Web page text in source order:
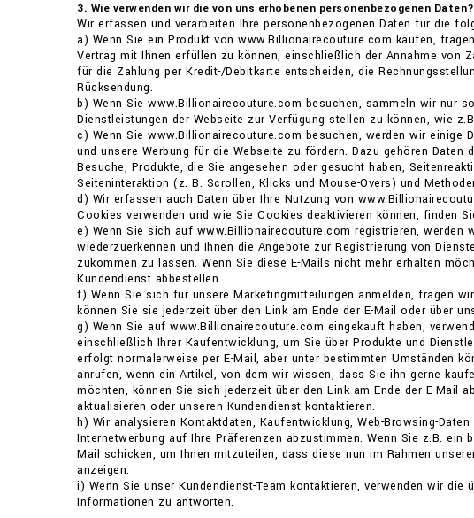
3. Wie verwenden wir die von uns erhobenen personenbezogenen Daten?
Wir erfassen und verarbeiten Ihre personenbezogenen Daten für die
a) Wenn Sie ein Produkt von www.Billionairecouture.com kaufen,
Vertrag mit Ihnen erfüllen zu können, einschließlich der Annahme von
für die Zahlung per Kredit-/Debitkarte entscheiden, die
Rücksendung.
b) Wenn Sie www.Billionairecouture.com besuchen, sammeln wir nur
Dienstleistungen der Webseite zur Verfügung stellen zu können, wie
c) Wenn Sie www.Billionairecouture.com besuchen, werden wir einige
und unsere Werbung für die Webseite zu fördern. Dazu gehören
Besuche, Produkte, die Sie angesehen oder gesucht haben,
Seiteninteraktion (z. B. Scrollen, Klicks und Mouse-Overs) und
d) Wir erfassen auch Daten über Ihre Nutzung von
Cookies verwenden und wie Sie Cookies deaktivieren können, finden
e) Wenn Sie sich auf www.Billionairecouture.com registrieren, werden
wiederzuerkennen und Ihnen die Angebote zur Registrierung von
zukommen zu lassen. Wenn Sie diese E-Mails nicht mehr erhalten
Kundendienst abbestellen.
f) Wenn Sie sich für unsere Marketingmitteilungen anmelden, fragen
können Sie sie jederzeit über den Link am Ende der E-Mail oder über
g) Wenn Sie auf www.Billionairecouture.com eingekauft haben,
einschließlich Ihrer Kaufentwicklung, um Sie über Produkte und
erfolgt normalerweise per E-Mail, aber unter bestimmten Umständen
anrufen, wenn ein Artikel, von dem wir wissen, dass Sie ihn gerne
möchten, können Sie sich jederzeit über den Link am Ende der E-Mail
aktualisieren oder unseren Kundendienst kontaktieren.
h) Wir analysieren Kontaktdaten, Kaufentwicklung, Web-Browsing-
Internetwerbung auf Ihre Präferenzen abzustimmen. Wenn Sie z.B.
Mail schicken, um Ihnen mitzuteilen, dass diese nun im Rahmen
anzeigen.
i) Wenn Sie unser Kundendienst-Team kontaktieren, verwenden wir
Informationen zu antworten.